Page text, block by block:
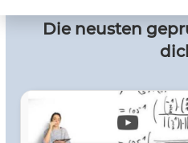
Die neusten